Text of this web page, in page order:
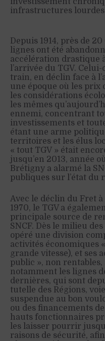
infrastructures lourdes
Depuis 1914, près de
lignes ont été
accélération drastique
l’arrivée du TGV.
train, en déclin face à
une époque où les prix
les considérations
les mêmes
ennemi, concentrant
investissements et
étant une arme
territoires et les élus
« tout TGV » était
jusqu’en 2013, année
Brétigny a alarmé la
publiques sur l’état du
Avec le déclin du Fret
1970, le TGV a
principale source de
SNCF. Dès le milieu
opéré une division
activités économiques
grande vitesse), et ses
public », non rentables,
notamment les lignes
dernières, qui sont
tutelle des Régions,
suspendue au bon
ou des financements
hauts fonctionnaires
les laisser pourrir
raisons de sécurité,